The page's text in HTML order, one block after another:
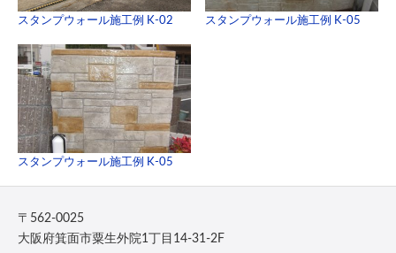
スタンプウォール施工例 K-02 スタンプウォール施工例 K-05
スタンプウォール施工例 K-05
〒562-0025
大阪府箕面市粟生外院1丁目14-31-2F